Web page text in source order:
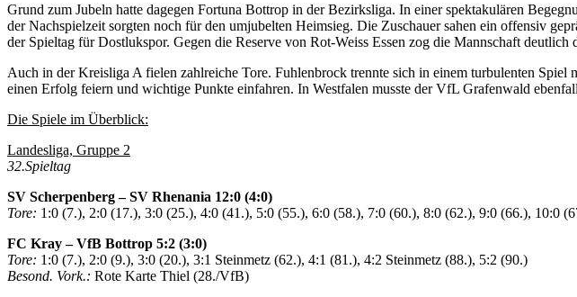
Grund zum Jubeln hatte dagegen Fortuna Bottrop in der Bezirksliga. In einer spektakulären
der Nachspielzeit sorgten noch für den umjubelten Heimsieg. Die Zuschauer sahen ein offensiv
der Spieltag für Dostlukspor. Gegen die Reserve von Rot-Weiss Essen zog die Mannschaft deutlich
Auch in der Kreisliga A fielen zahlreiche Tore. Fuhlenbrock trennte sich in einem turbulenten
einen Erfolg feiern und wichtige Punkte einfahren. In Westfalen musste der VfL Grafenwald
Die Spiele im Überblick:
Landesliga, Gruppe 2
32.Spieltag
SV Scherpenberg – SV Rhenania 12:0 (4:0)
Tore: 1:0 (7.), 2:0 (17.), 3:0 (25.), 4:0 (41.), 5:0 (55.), 6:0 (58.), 7:0 (60.), 8:0 (62.), 9:0 (66.), 10:0
FC Kray – VfB Bottrop 5:2 (3:0)
Tore: 1:0 (7.), 2:0 (9.), 3:0 (20.), 3:1 Steinmetz (62.), 4:1 (81.), 4:2 Steinmetz (88.), 5:2 (90.)
Besond. Vork.: Rote Karte Thiel (28./VfB)